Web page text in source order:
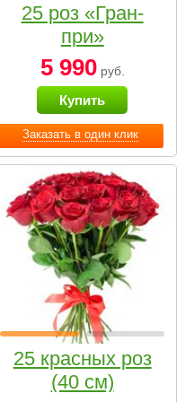
Заказать в один клик
25 роз «Гран-
при»
5 990руб.
Купить
25 красных роз
(40 см)